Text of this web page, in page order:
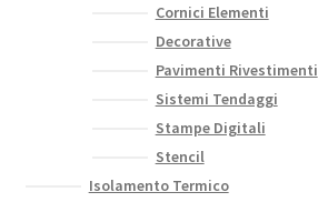
Cornici Elementi
Decorative
Pavimenti Rivestimenti
Sistemi Tendaggi
Stampe Digitali
Stencil
Isolamento Termico